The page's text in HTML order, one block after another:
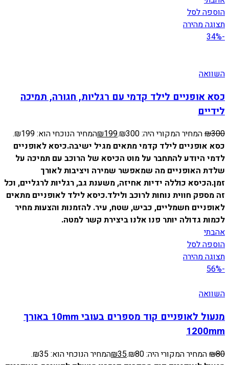
הוספה לסל
תצוגה מהירה
-34%
השוואה
כסא אופניים לילד קדמי עם רגליות, חגורה, תמיכה
לידיים
₪300 המחיר המקורי היה: ₪300. ₪199 המחיר הנוכחי הוא: ₪199.
כסא אופניים לילד קדמי מתאים מגיל ישיבה.כיסא לאופניים
לדמי היודע להתחבר על מוט הכיסא של הרוכב עם תמיכה על
שלדת האופניים מה שמאפשר שמירה ויציבות לאורך
זמן.הכיסא כוללה ידיות אחיזה, משענת גב, רגליות לרגליים, וכל
זה מספק חווית נוחות לרוכב ולילד.כיסא לילד לאופניים מתאים
לאופניים חשמליים, כביש, שטח, עיר. להזמנות והצעות מחיר
לכמות גדולה יותר פנו אלנו ביצירת קשר למטה.
אהבתי
הוספה לסל
תצוגה מהירה
-56%
השוואה
מנעול לאופניים קוד מספרים בעובי 10mm באורך
1200mm
₪80 המחיר המקורי היה: ₪80. ₪35 המחיר הנוכחי הוא: ₪35.